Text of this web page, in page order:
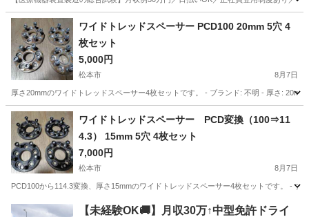
山梨 その他
ワイドトレッドスペーサー PCD100 20mm 5穴 4
枚セット
5,000円
松本市 8月7日
厚さ20mmのワイドトレッドスペーサー4枚セットです。 - ブランド: 不明 - 厚さ:
長野 松本市 車のパーツ
ワイドトレッドスペーサー PCD変換（100⇒11
4.3） 15mm 5穴 4枚セット
7,000円
松本市 8月7日
PCD100から114.3変換、厚さ15mmのワイドトレッドスペーサー4枚セットです。 - ブ
松本市 車のパーツ
【未経験OK🚚】月収30万↑中型免許ドライ